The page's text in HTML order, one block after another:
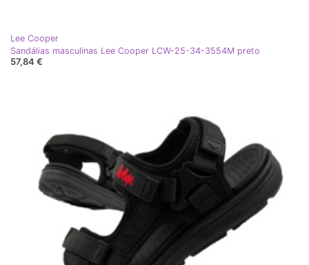
Lee Cooper
Sandálias masculinas Lee Cooper LCW-25-34-3554M preto
57,84 €